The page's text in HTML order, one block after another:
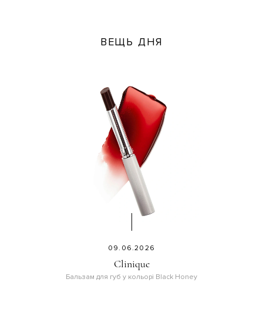
ВЕЩЬ ДНЯ
09.06.2026
Clinique
Бальзам для губ у кольорі Black Honey